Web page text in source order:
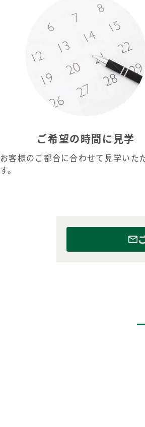
ご希望の時間に見学
お客様のご都合に合わせて見学いた
す。